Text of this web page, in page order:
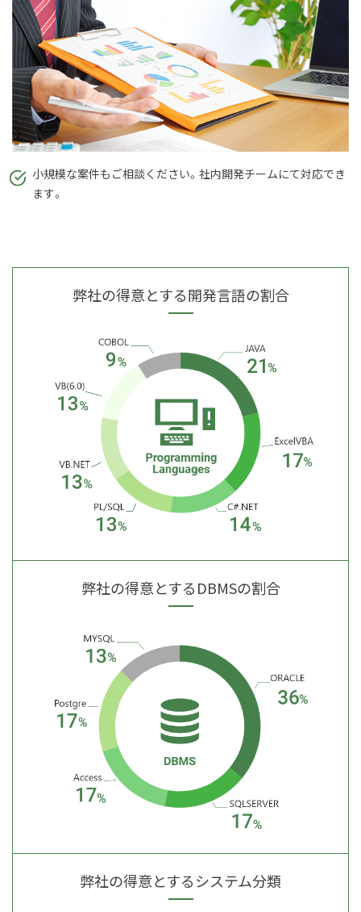
小規模な案件もご相談ください。社内開発チームにて対応でき
ます。
弊社の得意とする開発言語の割合
弊社の得意とするDBMSの割合
弊社の得意とするシステム分類